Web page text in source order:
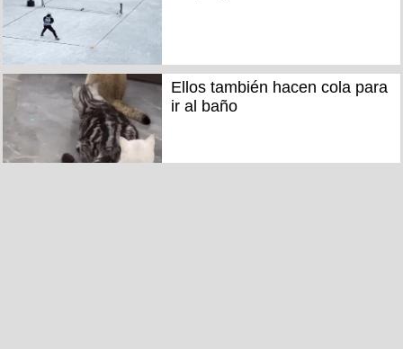
Ellos también hacen cola para
ir al baño